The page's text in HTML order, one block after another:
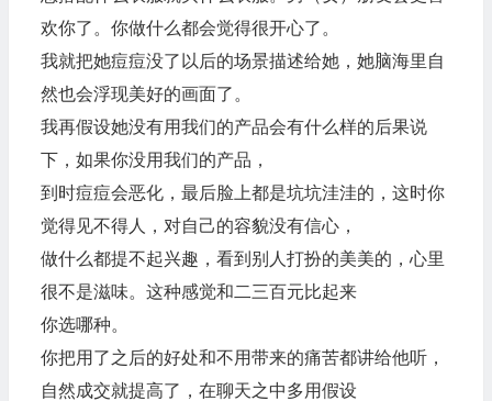
欢你了。你做什么都会觉得很开心了。
我就把她痘痘没了以后的场景描述给她，她脑海里自
然也会浮现美好的画面了。
我再假设她没有用我们的产品会有什么样的后果说
下，如果你没用我们的产品，
到时痘痘会恶化，最后脸上都是坑坑洼洼的，这时你
觉得见不得人，对自己的容貌没有信心，
做什么都提不起兴趣，看到别人打扮的美美的，心里
很不是滋味。这种感觉和二三百元比起来
你选哪种。
你把用了之后的好处和不用带来的痛苦都讲给他听，
自然成交就提高了，在聊天之中多用假设